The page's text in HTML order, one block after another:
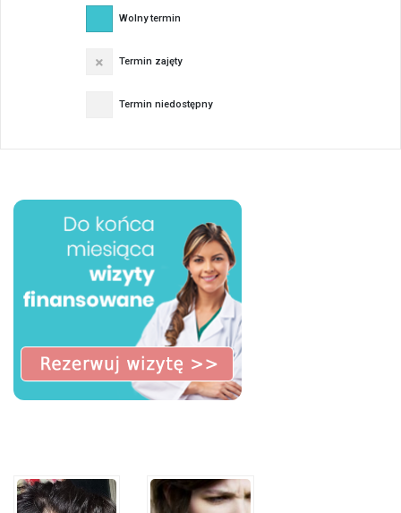
Wolny termin
Termin zajęty
Termin niedostępny